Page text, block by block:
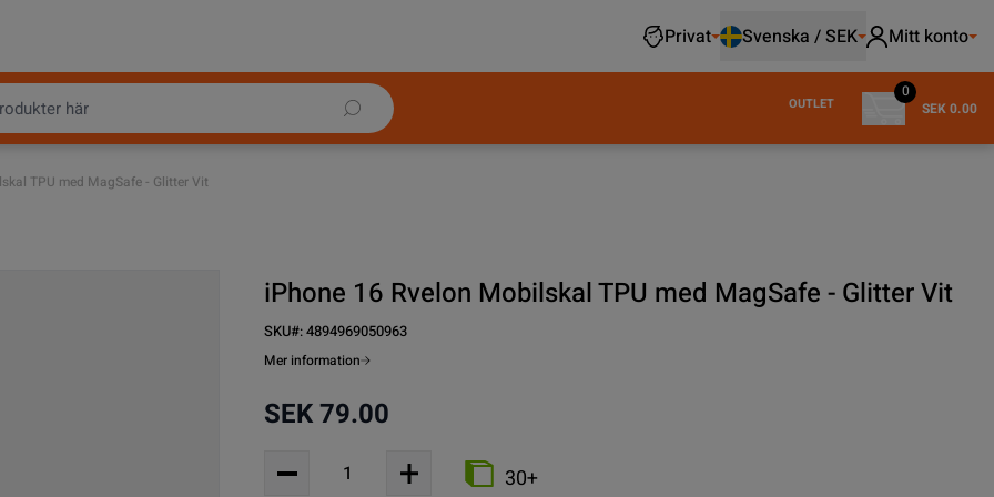
Privat
Svenska / SEK Mitt konto
OUTLET
0
SEK 0.00
TPU med MagSafe - Glitter Vit
iPhone 16 Rvelon Mobilskal TPU med MagSafe - Glitter Vit
SKU#:4894969050963
Mer information
SEK 79.00
30+